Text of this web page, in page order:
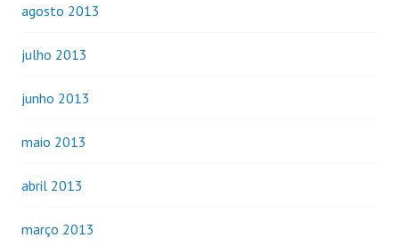
agosto 2013
julho 2013
junho 2013
maio 2013
abril 2013
março 2013